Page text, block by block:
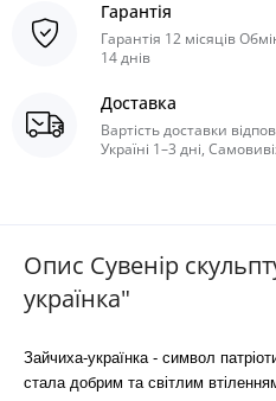
Гарантія
Гарантія 12 місяців
14 днів
Доставка
Вартість доставки
Україні 1–3 дні,
Опис Сувенір
українка"
Зайчиха-українка - символ
стала добрим та світлим